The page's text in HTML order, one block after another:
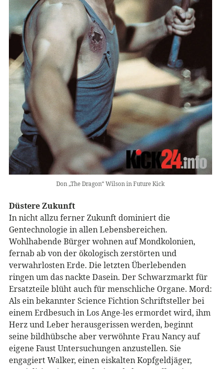
Don „The Dragon“ Wilson in Future Kick
Düstere Zukunft
In nicht allzu ferner Zukunft dominiert die
Gentechnologie in allen Lebensbereichen.
Wohlhabende Bürger wohnen auf Mondkolonien,
fernab ab von der ökologisch zerstörten und
verwahrlosten Erde. Die letzten Überlebenden
ringen um das nackte Dasein. Der Schwarzmarkt für
Ersatzteile blüht auch für menschliche Organe. Mord:
Als ein bekannter Science Fichtion Schriftsteller bei
einem Erdbesuch in Los Ange-les ermordet wird, ihm
Herz und Leber herausgerissen werden, beginnt
seine bildhübsche aber verwöhnte Frau Nancy auf
eigene Faust Untersuchungen anzustellen. Sie
engagiert Walker, einen eiskalten Kopfgeldjäger,